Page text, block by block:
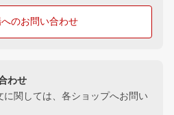
のお問い合わせ
わせ
に関しては、各ショップへお問い